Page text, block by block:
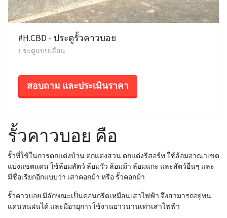
#H.CBD - ประตูรั้วคาวบอย
ประตูแบบเลื่อน
สอบถาม และประเมินราคา
รั้วคาวบอย คือ
รั้วที่ใช้ในการตกแต่งบ้าน ตกแต่งสวน ตกแต่งรีสอร์ท ใช้ล้อมอาณาเขต
แบ่งแขตแดน ใช้ล้อมสัตว์ ล้อมวัว ล้อมม้า ล้อมแกะ และสัตว์อื่นๆ และ
มีชื่อเรียกอีกแบบว่า เสาคอกม้า หรือ รั้วคอกม้า
รั้วคาวบอย มีลักษณะเป็นคอนกรีตเหมือนเสาไฟฟ้า จึงสามารถอยู่ทน
แดนทนฝนได้ และมีอายุการใช้งานยาวนานเท่าเสาไฟฟ้า